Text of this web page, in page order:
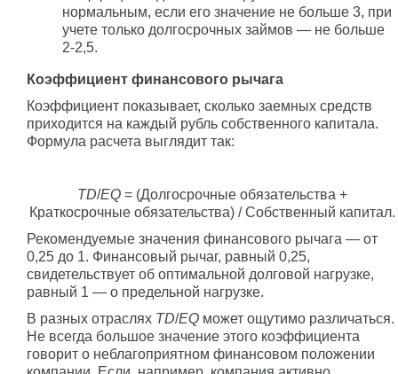
нормальным, если его значение не больше 3, при
учете только долгосрочных займов — не больше
2-2,5.
Коэффициент финансового рычага
Коэффициент показывает, сколько заемных средств
приходится на каждый рубль собственного капитала.
Формула расчета выглядит так:
TD/EQ = (Долгосрочные обязательства +
Краткосрочные обязательства) / Собственный капитал.
Рекомендуемые значения финансового рычага — от
0,25 до 1. Финансовый рычаг, равный 0,25,
свидетельствует об оптимальной долговой нагрузке,
равный 1 — о предельной нагрузке.
В разных отраслях TD/EQ может ощутимо различаться.
Не всегда большое значение этого коэффициента
говорит о неблагоприятном финансовом положении